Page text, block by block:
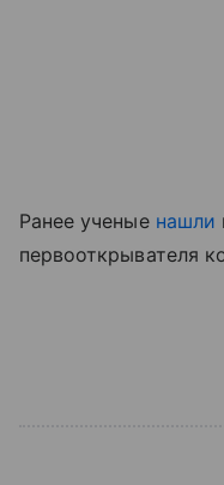
Ранее ученые нашли
первооткрывателя